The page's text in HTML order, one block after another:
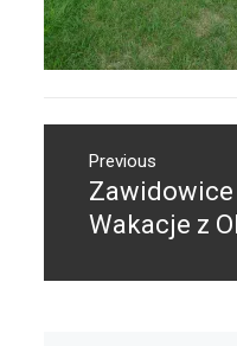
wpisuPrevious
Previous
post:
Wakacje z